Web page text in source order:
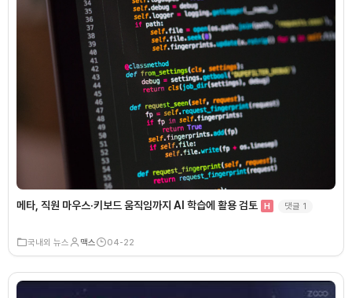
메타, 직원 마우스·키보드 움직임까지 AI 학습에 활용 검토 H 댓글 1
국내외 뉴스 맥스 04-22